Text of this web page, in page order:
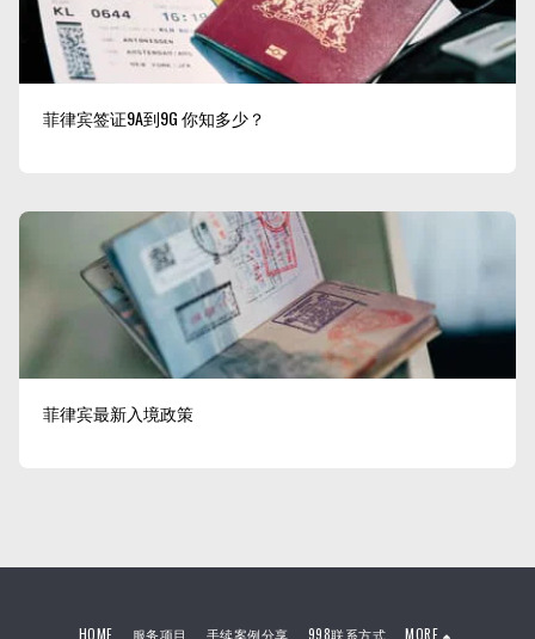
菲律宾签证9A到9G 你知多少？
菲律宾最新入境政策
HOME 服务项目 手续案例分享 998联系方式 MORE